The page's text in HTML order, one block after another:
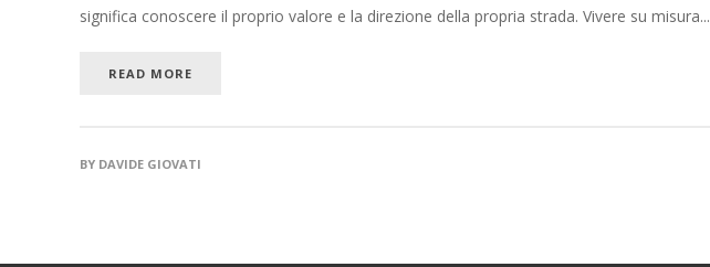
significa conoscere il proprio valore e la direzione della propria strada. Vivere su misura...
READ MORE
BY DAVIDE GIOVATI